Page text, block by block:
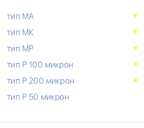
тип МА
тип МК
тип МР
тип Р 100 микрон
тип Р 200 микрон
тип Р 50 микрон